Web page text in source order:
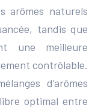
arômes naturels
tandis que
une meilleure
contrôlable.
d’arômes
optimal entre